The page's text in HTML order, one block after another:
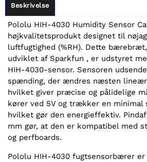
Beskrivelse
Pololu HIH-4030 Humidity Sensor
højkvalitetsprodukt designet til
luftfugtighed (%RH). Dette
udviklet af Sparkfun , er udstyret
HIH-4030-sensor. Sensoren
spænding, der ændres næsten
hvilket giver præcise og pålidelige
kører ved 5V og trækker en minimal
hvilket gør den energieffektiv.
mm gør, at den er kompatibel med
og perfboards.
Pololu HIH-4030 fugtsensorbærer er